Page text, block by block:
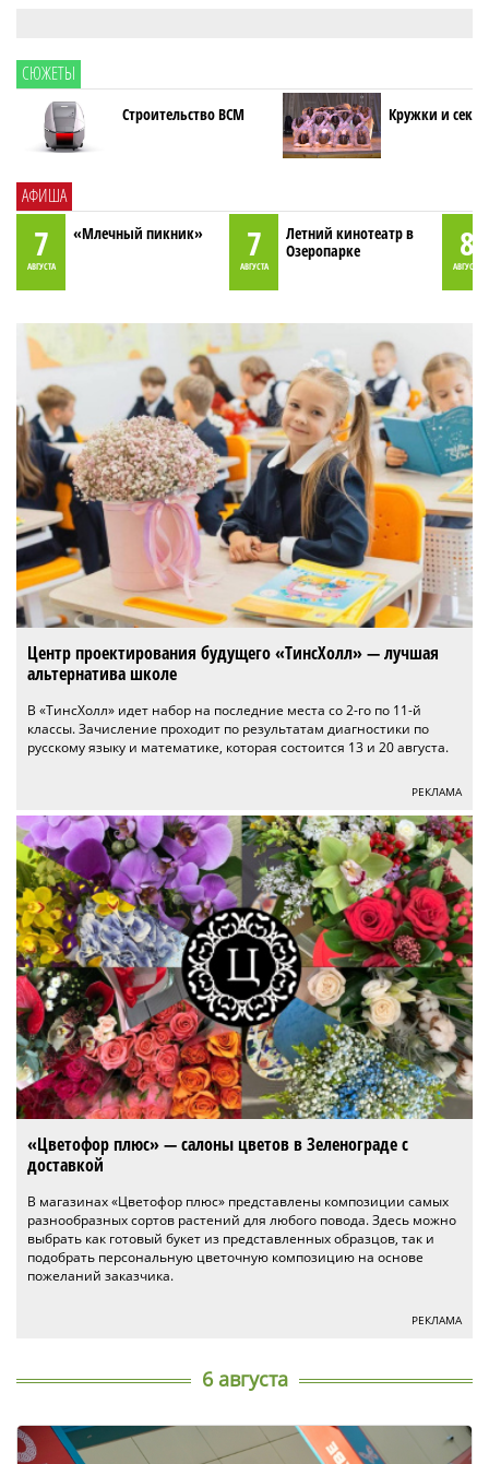
СЮЖЕТЫ
Строительство ВСМ Кружки и
АФИША
7
АВГУСТА
«Млечный пикник» 7
АВГУСТА
Летний кинотеатр в
Озеропарке
8
АВГУСТА
Центр проектирования будущего «ТинсХолл» — лучшая
альтернатива школе
В «ТинсХолл» идет набор на последние места со 2-го по 11-й
классы. Зачисление проходит по результатам диагностики по
русскому языку и математике, которая состоится 13 и 20 августа.
РЕКЛАМА
«Цветофор плюс» — салоны цветов в Зеленограде с
доставкой
В магазинах «Цветофор плюс» представлены композиции самых
разнообразных сортов растений для любого повода. Здесь можно
выбрать как готовый букет из представленных образцов, так и
подобрать персональную цветочную композицию на основе
пожеланий заказчика.
РЕКЛАМА
6 августа